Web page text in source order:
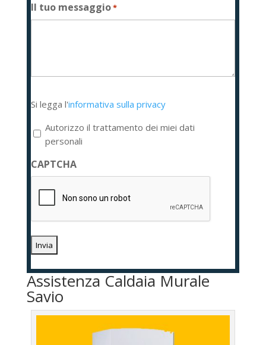
Il tuo messaggio*
legga
l'informativa
sulla
privacy
*
Si legga l'informativa sulla privacy
Autorizzo il trattamento dei miei dati
personali
CAPTCHA
Assistenza Caldaia Murale
Savio